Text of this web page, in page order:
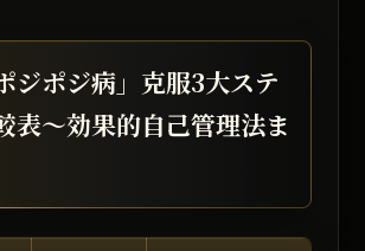
ジポジ病」克服3大ステ
表〜効果的自己管理法ま